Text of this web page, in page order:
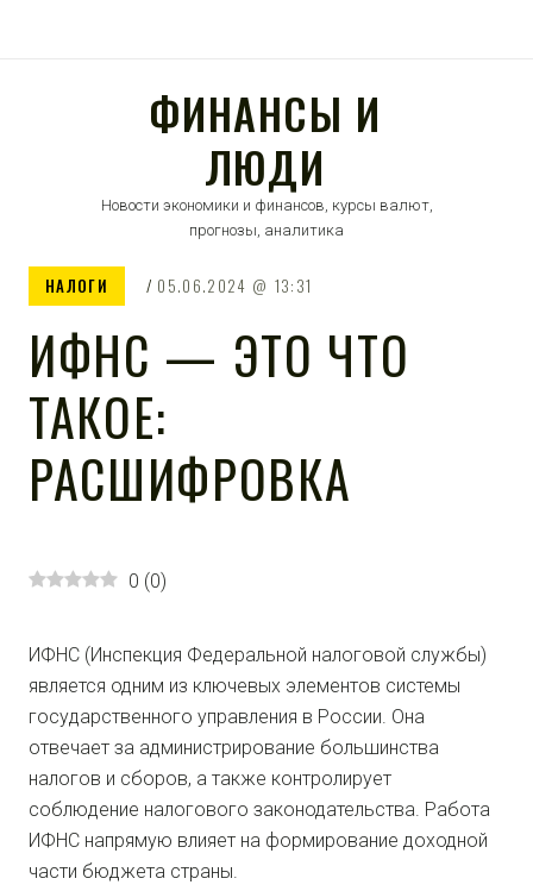
ФИНАНСЫ И
ЛЮДИ
Новости экономики и финансов, курсы валют,
прогнозы, аналитика
НАЛОГИ 05.06.2024 13:31
ИФНС — ЭТО ЧТО
ТАКОЕ:
РАСШИФРОВКА
0 (0)
ИФНС (Инспекция Федеральной налоговой службы)
является одним из ключевых элементов системы
государственного управления в России. Она
отвечает за администрирование большинства
налогов и сборов, а также контролирует
соблюдение налогового законодательства. Работа
ИФНС напрямую влияет на формирование доходной
части бюджета страны.